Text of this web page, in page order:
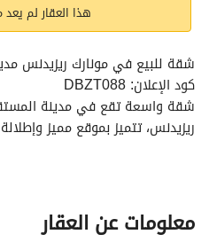
هذا العقار لم يعد
شقة للبيع في مونارك ريزيدنس
كود الإعلان: DBZT088
الدور: الأول
عدد الغرف: 3 غرف نوم (منها غرفة ماستر)
معلومات عن العقار